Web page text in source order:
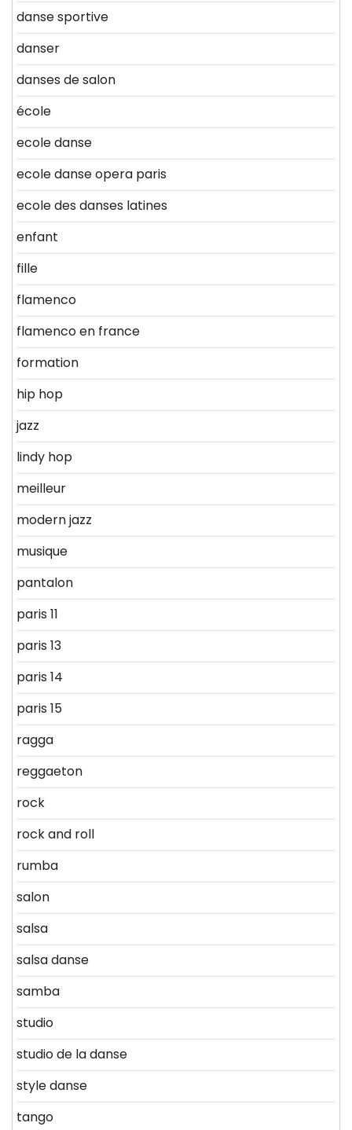
danse sportive
danser
danses de salon
école
ecole danse
ecole danse opera paris
ecole des danses latines
enfant
fille
flamenco
flamenco en france
formation
hip hop
jazz
lindy hop
meilleur
modern jazz
musique
pantalon
paris 11
paris 13
paris 14
paris 15
ragga
reggaeton
rock
rock and roll
rumba
salon
salsa
salsa danse
samba
studio
studio de la danse
style danse
tango